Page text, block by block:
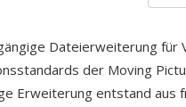
Dateierweiterung für
der Moving
Erweiterung entstand aus